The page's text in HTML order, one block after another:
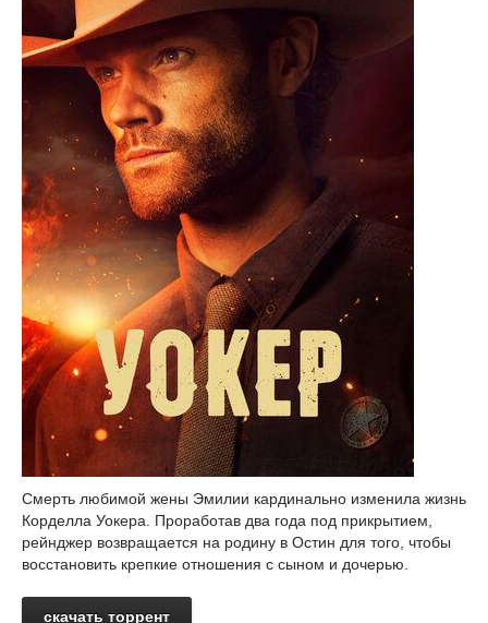
Смерть любимой жены Эмилии кардинально изменила жизнь
Корделла Уокера. Проработав два года под прикрытием,
рейнджер возвращается на родину в Остин для того, чтобы
восстановить крепкие отношения с сыном и дочерью.
скачать торрент